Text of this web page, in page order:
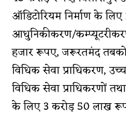
ऑडिटोरियम निर्माण के
आधुनिकीकरण/
हजार रूपए, जरूरतमंद
विधिक सेवा प्राधिकरण,
विधिक सेवा प्राधिकरणों
के लिए 3 करोड़ 50 लाख